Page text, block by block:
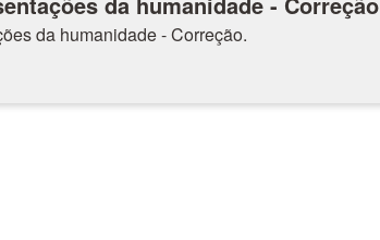
da humanidade - Correção.